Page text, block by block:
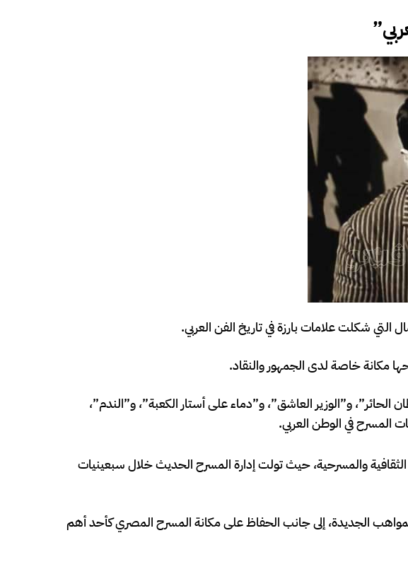
شكلت علامات بارزة في تاريخ الفن العربي.
مكانة خاصة لدى الجمهور والنقاد.
و”الوزير العاشق”، و”دماء على أستار الكعبة”، و”الندم”،
المسرح في الوطن العربي.
والمسرحية، حيث تولت إدارة المسرح الحديث خلال سبعينيات
الجديدة، إلى جانب الحفاظ على مكانة المسرح المصري كأحد أهم